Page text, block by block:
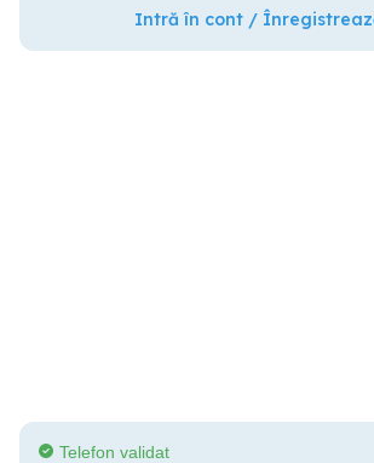
Intră în cont /
Telefon validat